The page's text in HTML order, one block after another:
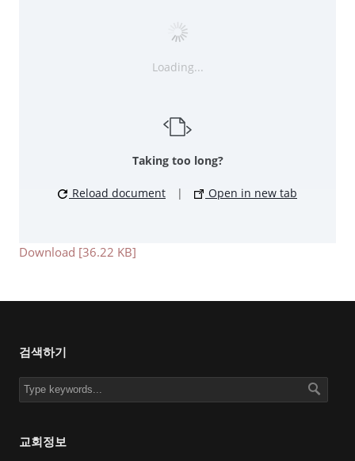
Loading...
Taking too long?
Reload document | Open in new tab
Download [36.22 KB]
검색하기
교회정보